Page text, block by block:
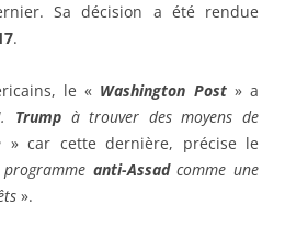
Sa décision a été rendue
.
le « Washington Post » a
Trump à trouver des moyens de
» car cette dernière, précise le
anti-Assadcomme une
».